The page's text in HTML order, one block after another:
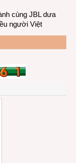
cùng JBL dưa
người Việt